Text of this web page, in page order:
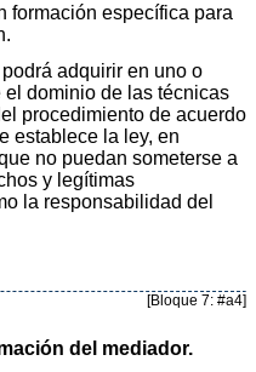
formación específica para
adquirir en uno o
dominio de las técnicas
procedimiento de acuerdo
establece la ley, en
no puedan someterse a
y legítimas
la responsabilidad del
[Bloque 7: #a4]
del mediador.